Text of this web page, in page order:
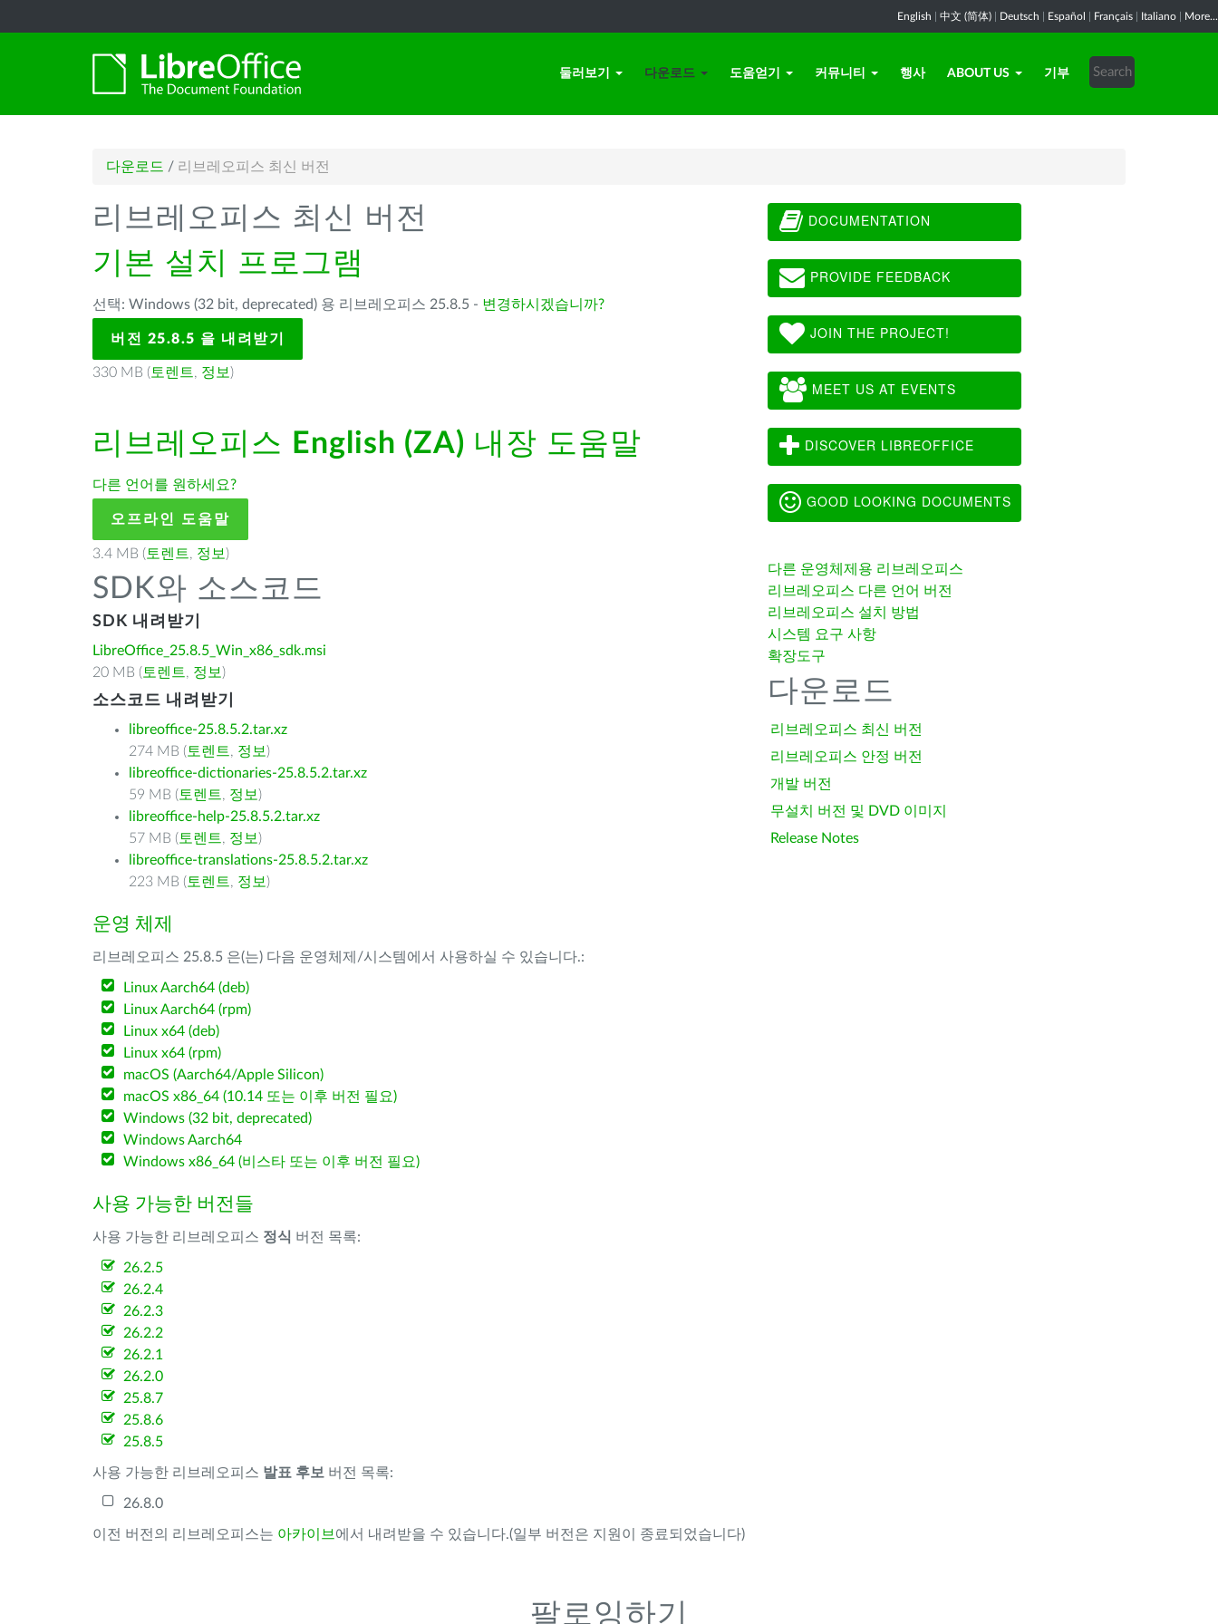
English 中文 (简体) Deutsch Español Français Italiano More...
둘러보기 다운로드 도움얻기 커뮤니티 행사 ABOUT US 기부
다운로드 / 리브레오피스 최신 버전
리브레오피스 최신 버전
기본 설치 프로그램
선택: Windows (32 bit, deprecated) 용 리브레오피스 25.8.5 - 변경하시겠습니까?
버전 25.8.5 을 내려받기
330 MB ( 토렌트, 정보 )
리브레오피스 English (ZA) 내장 도움말
다른 언어를 원하세요?
오프라인 도움말
3.4 MB ( 토렌트, 정보 )
SDK와 소스코드
SDK 내려받기
LibreOffice_25.8.5_Win_x86_sdk.msi
20 MB ( 토렌트, 정보 )
소스코드 내려받기
libreoffice-25.8.5.2.tar.xz
274 MB ( 토렌트, 정보 )
libreoffice-dictionaries-25.8.5.2.tar.xz
59 MB ( 토렌트, 정보 )
libreoffice-help-25.8.5.2.tar.xz
57 MB ( 토렌트, 정보 )
libreoffice-translations-25.8.5.2.tar.xz
223 MB ( 토렌트, 정보 )
운영 체제
리브레오피스 25.8.5 은(는) 다음 운영체제/시스템에서 사용하실 수 있습니다.:
Linux Aarch64 (deb)
Linux Aarch64 (rpm)
Linux x64 (deb)
Linux x64 (rpm)
macOS (Aarch64/Apple Silicon)
macOS x86_64 (10.14 또는 이후 버전 필요)
Windows (32 bit, deprecated)
Windows Aarch64
Windows x86_64 (비스타 또는 이후 버전 필요)
사용 가능한 버전들
사용 가능한 리브레오피스 정식 버전 목록:
26.2.5
26.2.4
26.2.3
26.2.2
26.2.1
26.2.0
25.8.7
25.8.6
25.8.5
사용 가능한 리브레오피스 발표 후보 버전 목록:
26.8.0
이전 버전의 리브레오피스는 아카이브 에서 내려받을 수 있습니다.(일부 버전은 지원이 종료되었습니다)
DOCUMENTATION
PROVIDE FEEDBACK
JOIN THE PROJECT!
MEET US AT EVENTS
DISCOVER LIBREOFFICE
GOOD LOOKING DOCUMENTS
다른 운영체제용 리브레오피스
리브레오피스 다른 언어 버전
리브레오피스 설치 방법
시스템 요구 사항
확장도구
다운로드
리브레오피스 최신 버전
리브레오피스 안정 버전
개발 버전
무설치 버전 및 DVD 이미지
Release Notes
팔로잉하기